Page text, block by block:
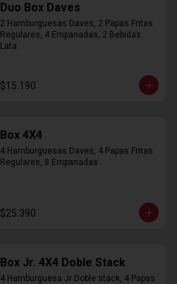
Duo Box Daves
2 Hamburguesas Daves, 2 Papas Fritas
Regulares, 4 Empanadas, 2 Bebidas
Lata.
$15.190
Box 4X4
4 Hamburguesas Daves, 4 Papas Fritas
Regulares, 8 Empanadas
$25.390
Box Jr. 4X4 Doble Stack
4 Hamburguesa Jr Doble stack, 4 Papas